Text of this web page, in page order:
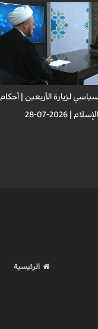
لزيارة الأربعين | أحکام
الإسلام | 2026-07-28
الرئيسية